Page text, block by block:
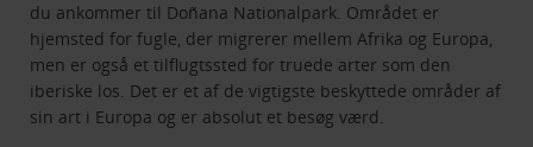
du ankommer til Doñana Nationalpark. Området er
hjemsted for fugle, der migrerer mellem Afrika og Europa,
men er også et tilflugtssted for truede arter som den
iberiske los. Det er et af de vigtigste beskyttede områder af
sin art i Europa og er absolut et besøg værd.